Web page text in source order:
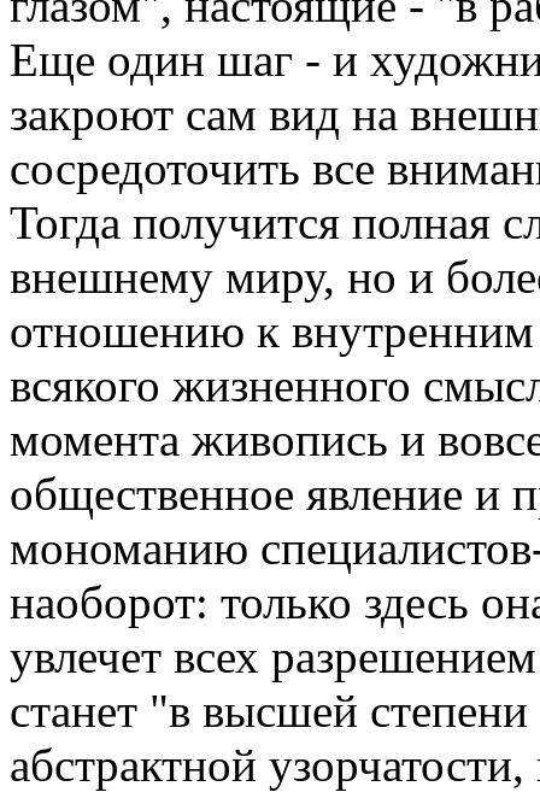
Еще один шаг - и
закроют сам вид на
сосредоточить все
Тогда получится полная
внешнему миру, но и
отношению к
всякого жизненного
момента живопись и
общественное явление и
мономанию
наоборот: только здесь
увлечет всех
станет "в высшей
абстрактной